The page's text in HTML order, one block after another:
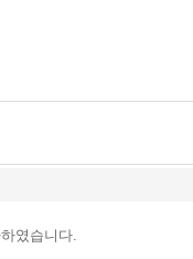
였습니다.